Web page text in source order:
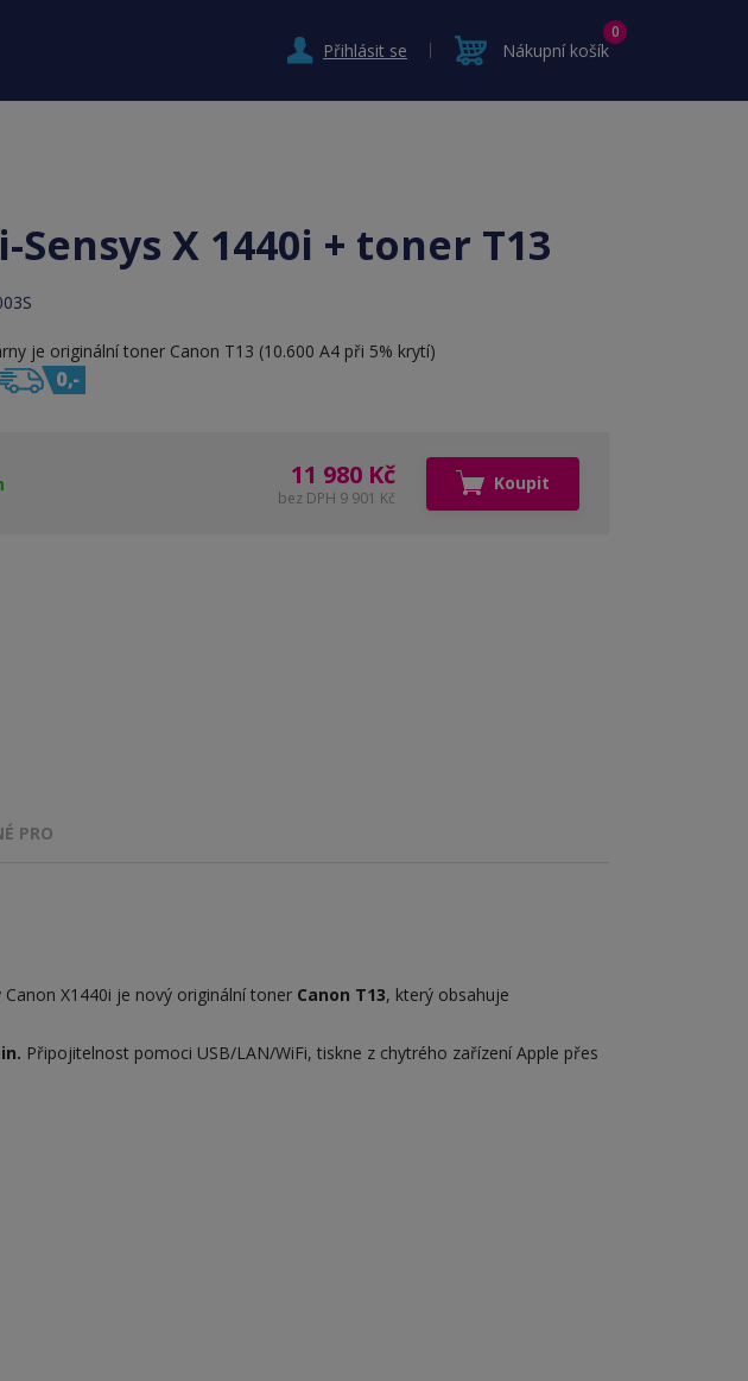
Přihlásit se Nákupní košík
0
Sensys X 1440i + toner T13
je originální toner Canon T13 (10.600 A4 při 5% krytí)
11 980 Kč
bez DPH 9 901 Kč
Koupit
PRO
X1440i je nový originální toner Canon T13, který obsahuje
Připojitelnost pomoci USB/LAN/WiFi, tiskne z chytrého zařízení Apple přes